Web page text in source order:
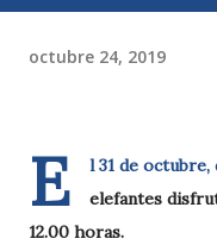
octubre 24, 2019
E
l 31 de octubre,
elefantes
12.00 horas.